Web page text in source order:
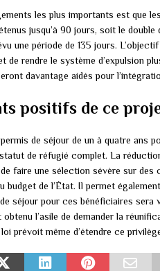
les plus importants est que
jusqu’à 90 jours, soit le
une période de 135 jours.
de rendre le système d’expulsion
davantage aidés pour
positifs de ce
de séjour de un à quatre ans
de réfugié complet. La
faire une sélection sévère sur
budget de l’État. Il permet
séjour pour ces bénéficiaires sera
l’asile de demander la
prévoit même d’étendre ce